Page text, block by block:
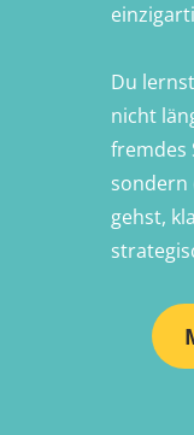
Du
nicht
fremdes
sondern
gehst,